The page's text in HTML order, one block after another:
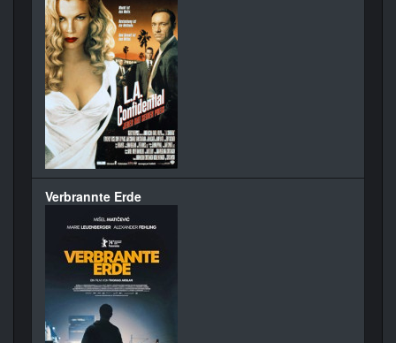
Verbrannte Erde